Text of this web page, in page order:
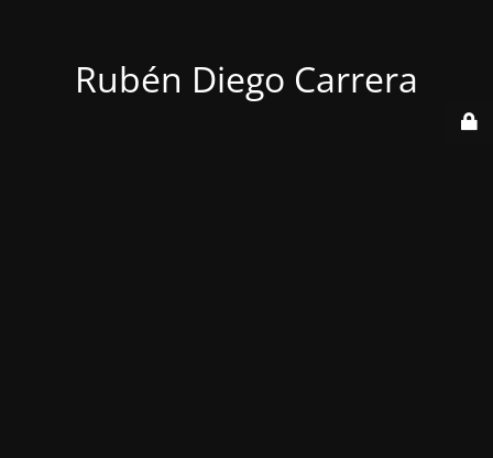
Rubén Diego Carrera